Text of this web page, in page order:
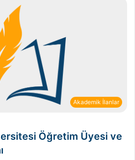
Akademik İlanlar
Öğretim Üyesi ve